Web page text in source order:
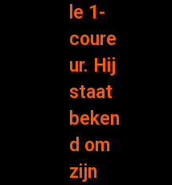
le 1-
coure
ur. Hij
staat
beken
d om
zijn